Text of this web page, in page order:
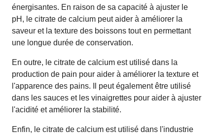
énergisantes. En raison de sa capacité à ajuster le
pH, le citrate de calcium peut aider à améliorer la
saveur et la texture des boissons tout en permettant
une longue durée de conservation.
En outre, le citrate de calcium est utilisé dans la
production de pain pour aider à améliorer la texture et
l'apparence des pains. Il peut également être utilisé
dans les sauces et les vinaigrettes pour aider à ajuster
l'acidité et améliorer la stabilité.
Enfin, le citrate de calcium est utilisé dans l'industrie